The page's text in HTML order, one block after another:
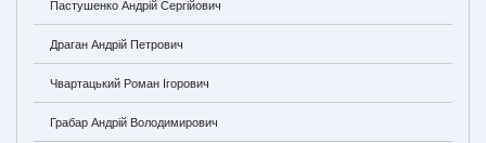
Пастушенко Андрій Сергійович
Драган Андрій Петрович
Чвартацький Роман Ігорович
Грабар Андрій Володимирович